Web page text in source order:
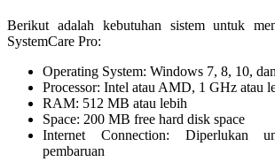
Berikut adalah kebutuhan sistem untuk
SystemCare Pro:
Operating System: Windows 7, 8, 10,
Processor: Intel atau AMD, 1 GHz atau
RAM: 512 MB atau lebih
Space: 200 MB free hard disk space
Internet Connection: Diperlukan
pembaruan